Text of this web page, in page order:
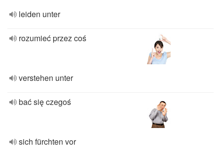
leiden unter
rozumieć przez coś
verstehen unter
bać się czegoś
sich fürchten vor